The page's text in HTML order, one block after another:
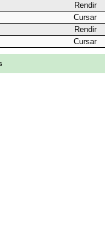
Rendir
Cursar
Rendir
Cursar